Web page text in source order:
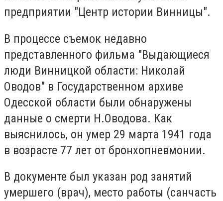
предприятии "Центр истории Винницы".
В процессе съемок недавно
представленного фильма "Выдающиеся
люди Винницкой области: Николай
Оводов" в Государственном архиве
Одесской области были обнаружены
данные о смерти Н.Оводова. Как
выяснилось, он умер 29 марта 1941 года
в возрасте 77 лет от бронхопневмонии.
В документе был указан род занятий
умершего (врач), место работы (санчасть